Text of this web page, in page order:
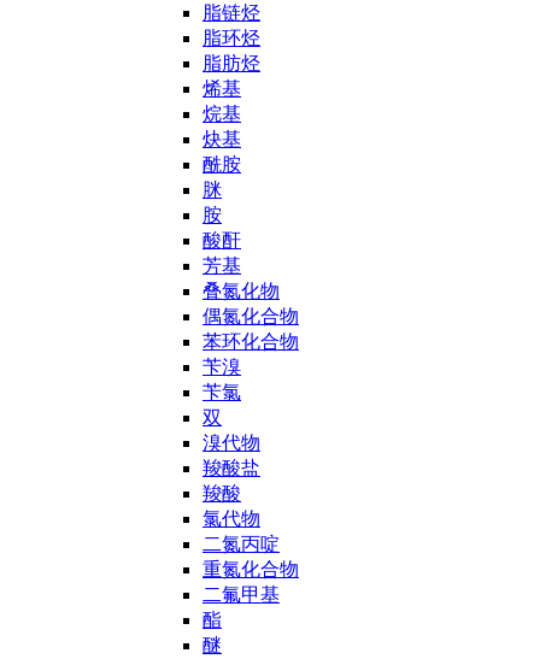
脂链烃
脂环烃
脂肪烃
烯基
烷基
炔基
酰胺
脒
胺
酸酐
芳基
叠氮化物
偶氮化合物
苯环化合物
苄溴
苄氯
双
溴代物
羧酸盐
羧酸
氯代物
二氮丙啶
重氮化合物
二氟甲基
酯
醚